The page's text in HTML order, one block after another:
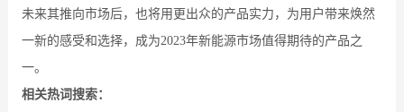
未来其推向市场后，也将用更出众的产品实力，为用户带来焕然
一新的感受和选择，成为2023年新能源市场值得期待的产品之
一。
相关热词搜索：